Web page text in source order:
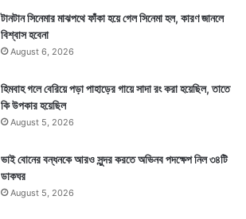
টানটান সিনেমার মাঝপথে ফাঁকা হয়ে গেল সিনেমা হল, কারণ জানলে
বিশ্বাস হবেনা
August 6, 2026
হিমবাহ গলে বেরিয়ে পড়া পাহাড়ের গায়ে সাদা রং করা হয়েছিল, তাতে
কি উপকার হয়েছিল
August 5, 2026
ভাই বোনের বন্ধনকে আরও সুন্দর করতে অভিনব পদক্ষেপ নিল ৩৪টি
ডাকঘর
August 5, 2026